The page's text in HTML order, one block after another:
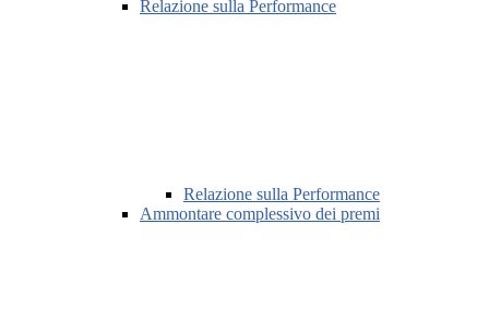
Relazione sulla Performance
Relazione sulla Performance
Ammontare complessivo dei premi